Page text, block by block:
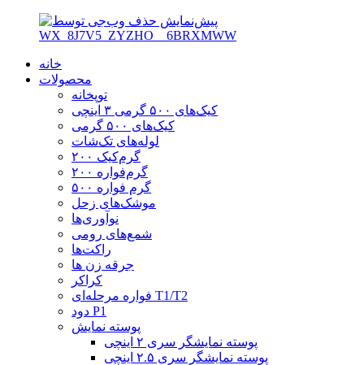
خانه
محصولات
توپخانه
کیک‌های ۵۰۰ گرمی ۳ اینچی
کیک‌های ۵۰۰ گرمی
لوله‌های تک‌شات
۲۰۰ گرم‌کیک
۲۰۰ گرم‌فواره
۵۰۰ گرم فواره
موشک‌های زحل
نوآوری‌ها
شمع‌های رومی
راکت‌ها
جرقه زن ها
کراکر
فواره مرحله‌ای T1/T2
دود P1
پوسته نمایش
پوسته نمایشگر سری ۲ اینچی
پوسته نمایشگر سری ۲.۵ اینچی